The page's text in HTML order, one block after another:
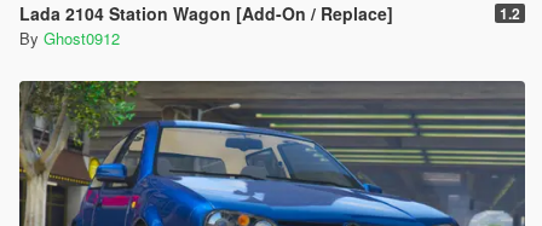
Lada 2104 Station Wagon [Add-On / Replace] 1.2
By Ghost0912